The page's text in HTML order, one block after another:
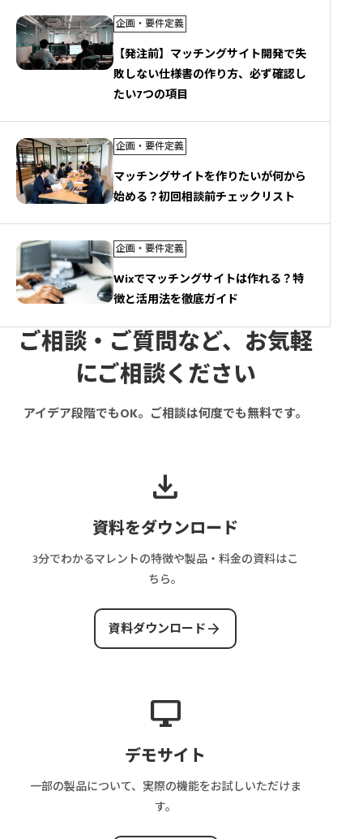
企画・要件定義
【発注前】マッチングサイト開発で失
敗しない仕様書の作り方、必ず確認し
たい7つの項目
企画・要件定義
マッチングサイトを作りたいが何から
始める？初回相談前チェックリスト
企画・要件定義
Wixでマッチングサイトは作れる？特
徴と活用法を徹底ガイド
ご相談・ご質問など、お気軽
にご相談ください
アイデア段階でもOK。ご相談は何度でも無料です。
download
資料をダウンロード
3分でわかるマレントの特徴や製品・料金の資料はこ
ちら。
資料ダウンロードarrow_forward
desktop_windows
デモサイト
一部の製品について、実際の機能をお試しいただけま
す。